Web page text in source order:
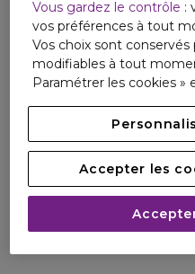
elle.
Et FLOWER BY KENZO
parfumerie depuis plus de
Vous gardez le contrôle :
vos préférences à tout
Vos choix sont
modifiables à tout
Paramétrer les cookies »
Accepter les